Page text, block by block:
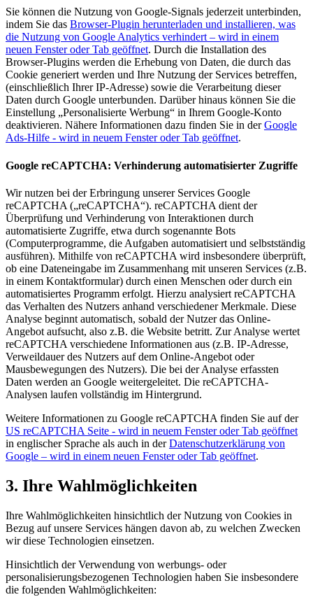
Sie können die Nutzung von Google-Signals jederzeit unterbinden,
indem Sie das Browser-Plugin herunterladen und installieren, was
die Nutzung von Google Analytics verhindert – wird in einem
neuen Fenster oder Tab geöffnet. Durch die Installation des
Browser-Plugins werden die Erhebung von Daten, die durch das
Cookie generiert werden und Ihre Nutzung der Services betreffen,
(einschließlich Ihrer IP-Adresse) sowie die Verarbeitung dieser
Daten durch Google unterbunden. Darüber hinaus können Sie die
Einstellung „Personalisierte Werbung“ in Ihrem Google-Konto
deaktivieren. Nähere Informationen dazu finden Sie in derGoogle
Ads-Hilfe - wird in neuem Fenster oder Tab geöffnet.
Google reCAPTCHA: Verhinderung automatisierter Zugriffe
Wir nutzen bei der Erbringung unserer Services Google
reCAPTCHA („reCAPTCHA“). reCAPTCHA dient der
Überprüfung und Verhinderung von Interaktionen durch
automatisierte Zugriffe, etwa durch sogenannte Bots
(Computerprogramme, die Aufgaben automatisiert und selbstständig
ausführen). Mithilfe von reCAPTCHA wird insbesondere überprüft,
ob eine Dateneingabe im Zusammenhang mit unseren Services (z.B.
in einem Kontaktformular) durch einen Menschen oder durch ein
automatisiertes Programm erfolgt. Hierzu analysiert reCAPTCHA
das Verhalten des Nutzers anhand verschiedener Merkmale. Diese
Analyse beginnt automatisch, sobald der Nutzer das Online-
Angebot aufsucht, also z.B. die Website betritt. Zur Analyse wertet
reCAPTCHA verschiedene Informationen aus (z.B. IP-Adresse,
Verweildauer des Nutzers auf dem Online-Angebot oder
Mausbewegungen des Nutzers). Die bei der Analyse erfassten
Daten werden an Google weitergeleitet. Die reCAPTCHA-
Analysen laufen vollständig im Hintergrund.
Weitere Informationen zu Google reCAPTCHA finden Sie auf der
US reCAPTCHA Seite - wird in neuem Fenster oder Tab geöffnet
in englischer Sprache als auch in derDatenschutzerklärung von
Google – wird in einem neuen Fenster oder Tab geöffnet.
3. Ihre Wahlmöglichkeiten
Ihre Wahlmöglichkeiten hinsichtlich der Nutzung von Cookies in
Bezug auf unsere Services hängen davon ab, zu welchen Zwecken
wir diese Technologien einsetzen.
Hinsichtlich der Verwendung von werbungs- oder
personalisierungsbezogenen Technologien haben Sie insbesondere
die folgenden Wahlmöglichkeiten: